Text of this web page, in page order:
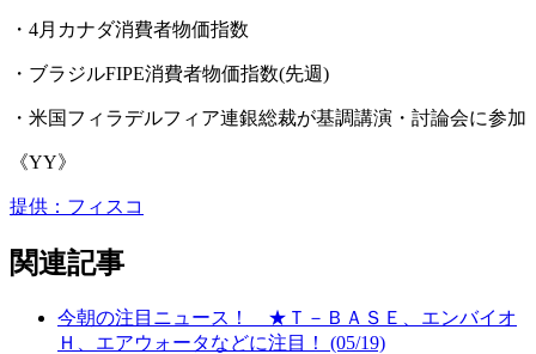
・4月カナダ消費者物価指数
・ブラジルFIPE消費者物価指数(先週)
・米国フィラデルフィア連銀総裁が基調講演・討論会に参加
《YY》
提供：フィスコ
関連記事
今朝の注目ニュース！ ★Ｔ－ＢＡＳＥ、エンバイオ
Ｈ、エアウォータなどに注目！ (05/19)